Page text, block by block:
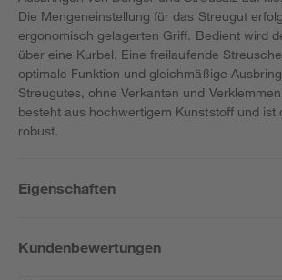
Die Mengeneinstellung für das Streugut
ergonomisch gelagerten Griff. Bedient wird
über eine Kurbel. Eine freilaufende
optimale Funktion und gleichmäßige
Streugutes, ohne Verkanten und
besteht aus hochwertigem Kunststoff und ist
robust.
Eigenschaften
Kundenbewertungen